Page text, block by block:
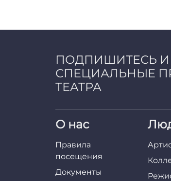
ПОДПИШИТЕСЬ
СПЕЦИАЛЬНЫЕ
ТЕАТРА
О нас
Правила
посещения
Документы